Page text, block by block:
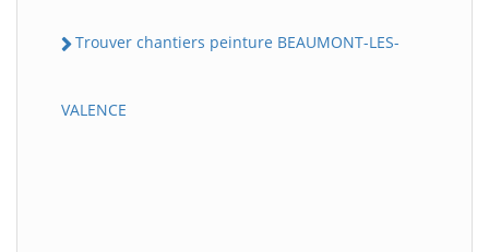
Trouver chantiers peinture BEAUMONT-LES-
VALENCE